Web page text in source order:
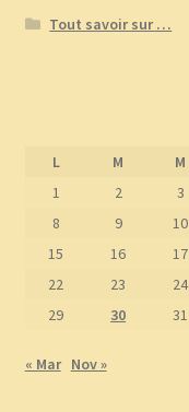
Tout savoir sur …
L M M
1
2 3
8
9 10
15
16 17
22
23 24
29
30 31
« Mar Nov »